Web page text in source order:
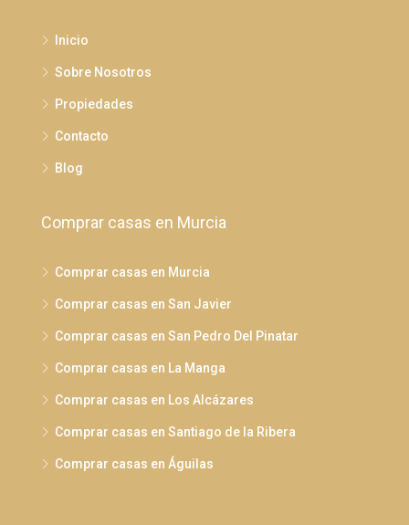
Inicio
Sobre Nosotros
Propiedades
Contacto
Blog
Comprar casas en Murcia
Comprar casas en Murcia
Comprar casas en San Javier
Comprar casas en San Pedro Del Pinatar
Comprar casas en La Manga
Comprar casas en Los Alcázares
Comprar casas en Santiago de la Ribera
Comprar casas en Águilas